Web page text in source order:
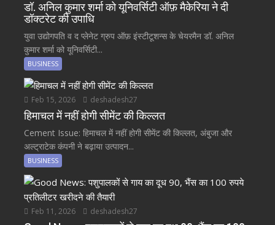
डॉ. अनिल कुमार शर्मा को यूनिवर्सिटी ऑफ़ मैकेरिया ने दी
डॉक्टरेट की उपाधि
युवा उद्योगपति व द प्लेनेट ग्रुप ऑफ़ इंस्टीटूशन्स के चेयरमैन डॉ. अनिल
कुमार शर्मा को यूनिवर्सिटी...
BUSINESS
Feb 15, 2026 deshadesh27
हिमाचल में नहीं होगी सीमेंट की किल्लत
Cement Issue: हिमाचल में नहीं होगी सीमेंट की किल्लत, अंबुजा और
अल्ट्राटेक कंपनी ने बढ़ाया उत्पादन...
BUSINESS
Feb 11, 2026 deshadesh27